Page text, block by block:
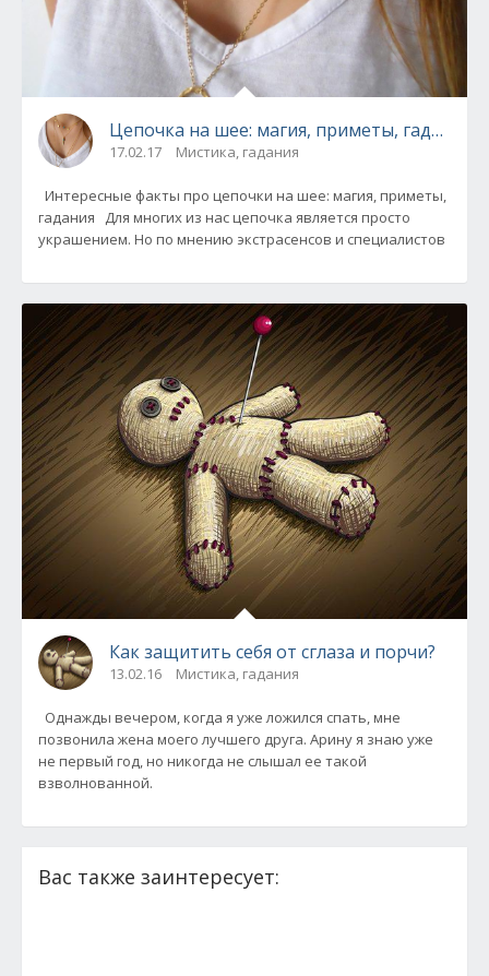
Цепочка на шее: магия, приметы, гадания
17.02.17 Мистика, гадания
Интересные факты про цепочки на шее: магия, приметы,
гадания Для многих из нас цепочка является просто
украшением. Но по мнению экстрасенсов и специалистов
Как защитить себя от сглаза и порчи?
13.02.16 Мистика, гадания
Однажды вечером, когда я уже ложился спать, мне
позвонила жена моего лучшего друга. Арину я знаю уже
не первый год, но никогда не слышал ее такой
взволнованной.
Вас также заинтересует: